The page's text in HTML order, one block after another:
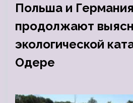
Польша и Германия
продолжают
экологической
Одере